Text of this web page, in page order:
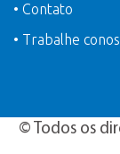
• Contato
• Trabalhe
© Todos os